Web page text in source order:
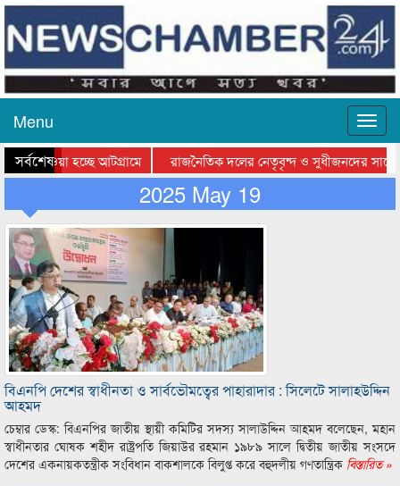
Menu
সর্বশেষ
যাওয়া হচ্ছে আটগ্রামে
রাজনৈতিক দলের নেতৃবৃন্দ ও সুধীজনদের সাথে
পুরস্কার বিতরণ সম্পন্ন
সিলেটে বাংলাদেশ গ্রুপ থিয়েটার
2025 May 19
বিএনপি দেশের স্বাধীনতা ও সার্বভৌমত্বের পাহারাদার : সিলেটে সালাহউদ্দিন
আহমদ
চেম্বার ডেস্ক: বিএনপির জাতীয় স্থায়ী কমিটির সদস্য সালাউদ্দিন আহমদ বলেছেন, মহান
স্বাধীনতার ঘোষক শহীদ রাষ্ট্রপতি জিয়াউর রহমান ১৯৮৯ সালে দ্বিতীয় জাতীয় সংসদে
দেশের একনায়কতন্ত্রীক সংবিধান বাকশালকে বিলুপ্ত করে বহুদলীয় গণতান্ত্রিক বিস্তারিত »